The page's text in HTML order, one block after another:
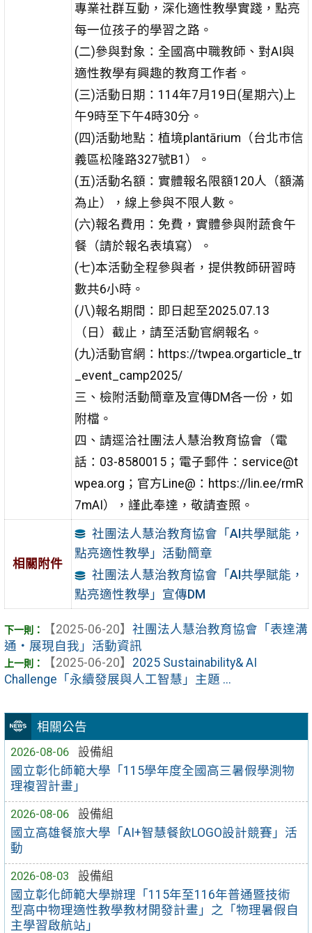
相關公告
2026-08-06
設備組
國立彰化師範大學「115學年度全國高三暑假學測物
理複習計畫」
2026-08-06
設備組
國立高雄餐旅大學「AI+智慧餐飲LOGO設計競賽」活
動
2026-08-03
設備組
國立彰化師範大學辦理「115年至116年普通暨技術
型高中物理適性教學教材開發計畫」之「物理暑假自
主學習啟航站」
專業社群互動，深化適性教學實踐，點亮
每一位孩子的學習之路。
(二)參與對象：全國高中職教師、對AI與
適性教學有興趣的教育工作者。
(三)活動日期：114年7月19日(星期六)上
午9時至下午4時30分。
(四)活動地點：植境plantārium（台北市信
義區松隆路327號B1）。
(五)活動名額：實體報名限額120人（額滿
為止），線上參與不限人數。
(六)報名費用：免費，實體參與附蔬食午
餐（請於報名表填寫）。
(七)本活動全程參與者，提供教師研習時
數共6小時。
(八)報名期間：即日起至2025.07.13
（日）截止，請至活動官網報名。
(九)活動官網：https://twpea.orgarticle_tr
_event_camp2025/
三、檢附活動簡章及宣傳DM各一份，如
附檔。
四、請逕洽社團法人慧治教育協會（電
話：03-8580015；電子郵件：service@t
wpea.org；官方Line@：https://lin.ee/rmR
7mAI），謹此奉達，敬請查照。
相關附件
社團法人慧治教育協會「AI共學賦能，
點亮適性教學」活動簡章
社團法人慧治教育協會「AI共學賦能，
點亮適性教學」宣傳DM
【2025-06-20】 社團法人慧治教育協會「表達溝
通・展現自我」活動資訊
【2025-06-20】 2025 Sustainability& AI
Challenge「永續發展與人工智慧」主題 ...